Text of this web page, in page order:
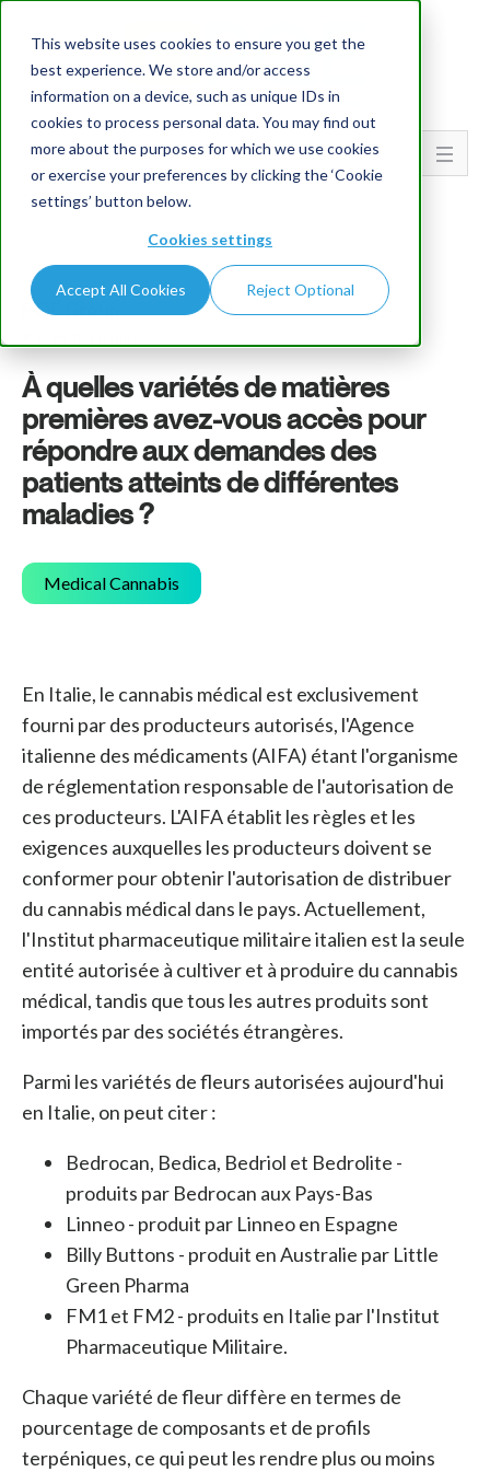
This website uses cookies to ensure you get the
best experience. We store and/or access
information on a device, such as unique IDs in
cookies to process personal data. You may find out
more about the purposes for which we use cookies
or exercise your preferences by clicking the ‘Cookie
settings’ button below.
Cookies settings
Accept All Cookies Reject Optional
Go To...
PQE Group
À quelles variétés de matières
premières avez-vous accès pour
répondre aux demandes des
patients atteints de différentes
maladies ?
Medical Cannabis
En Italie, le cannabis médical est exclusivement
fourni par des producteurs autorisés, l'Agence
italienne des médicaments (AIFA) étant l'organisme
de réglementation responsable de l'autorisation de
ces producteurs. L'AIFA établit les règles et les
exigences auxquelles les producteurs doivent se
conformer pour obtenir l'autorisation de distribuer
du cannabis médical dans le pays. Actuellement,
l'Institut pharmaceutique militaire italien est la seule
entité autorisée à cultiver et à produire du cannabis
médical, tandis que tous les autres produits sont
importés par des sociétés étrangères.
Parmi les variétés de fleurs autorisées aujourd'hui
en Italie, on peut citer :
Bedrocan, Bedica, Bedriol et Bedrolite -
produits par Bedrocan aux Pays-Bas
Linneo - produit par Linneo en Espagne
Billy Buttons - produit en Australie par Little
Green Pharma
FM1 et FM2 - produits en Italie par l'Institut
Pharmaceutique Militaire.
Chaque variété de fleur diffère en termes de
pourcentage de composants et de profils
terpéniques, ce qui peut les rendre plus ou moins